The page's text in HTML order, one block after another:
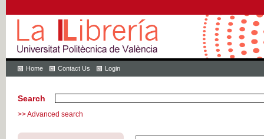
Home Contact Us Login
Search
>> Advanced search